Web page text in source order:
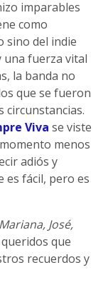
imparables
como
sino del indie
una fuerza vital
la banda no
que se fueron
circunstancias.
Viva se viste
menos
adiós y
es fácil, pero es
José,
que
recuerdos y